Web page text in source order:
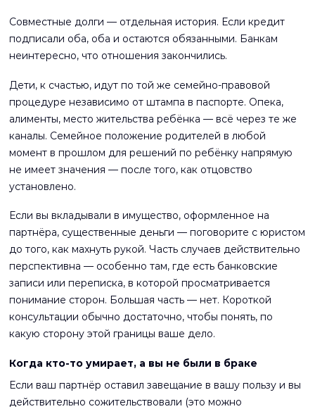
Совместные долги — отдельная история. Если кредит
подписали оба, оба и остаются обязанными. Банкам
неинтересно, что отношения закончились.
Дети, к счастью, идут по той же семейно-правовой
процедуре независимо от штампа в паспорте. Опека,
алименты, место жительства ребёнка — всё через те же
каналы. Семейное положение родителей в любой
момент в прошлом для решений по ребёнку напрямую
не имеет значения — после того, как отцовство
установлено.
Если вы вкладывали в имущество, оформленное на
партнёра, существенные деньги — поговорите с юристом
до того, как махнуть рукой. Часть случаев действительно
перспективна — особенно там, где есть банковские
записи или переписка, в которой просматривается
понимание сторон. Большая часть — нет. Короткой
консультации обычно достаточно, чтобы понять, по
какую сторону этой границы ваше дело.
Когда кто-то умирает, а вы не были в браке
Если ваш партнёр оставил завещание в вашу пользу и вы
действительно сожительствовали (это можно